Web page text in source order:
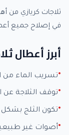
ثلاجات كريازي من
في إصلاح جميع
أبرز أعطال
تسريب الماء من
توقف الثلاجة عن
تكون الثلج
أصوات غير